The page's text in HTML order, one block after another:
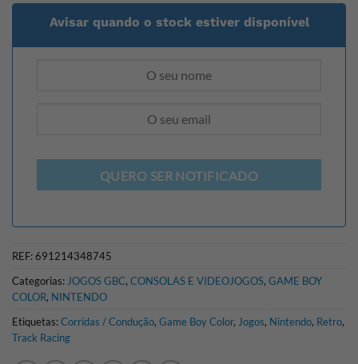
Avisar quando o stock estiver disponível
QUERO SER NOTIFICADO
REF:691214348745
Categorias:JOGOS GBC, CONSOLAS E VIDEOJOGOS, GAME BOY
COLOR, NINTENDO
Etiquetas:Corridas / Condução, Game Boy Color, Jogos, Nintendo, Retro,
Track Racing